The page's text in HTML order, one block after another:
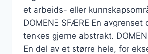
et arbeids- eller
DOMENE SFÆRE En avgrenset
tenkes gjerne abstrakt.
En del av et større hele, for